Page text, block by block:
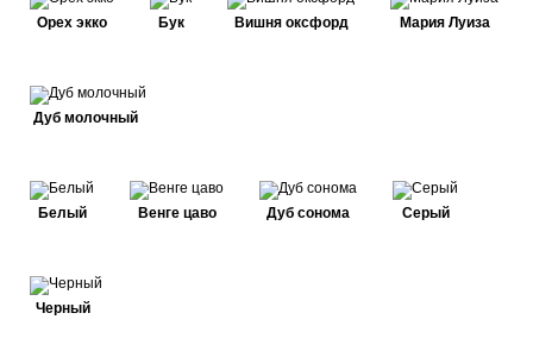
Орех экко Бук Вишня оксфорд Мария Луиза
Дуб молочный
Белый Венге цаво Дуб сонома Серый
Черный